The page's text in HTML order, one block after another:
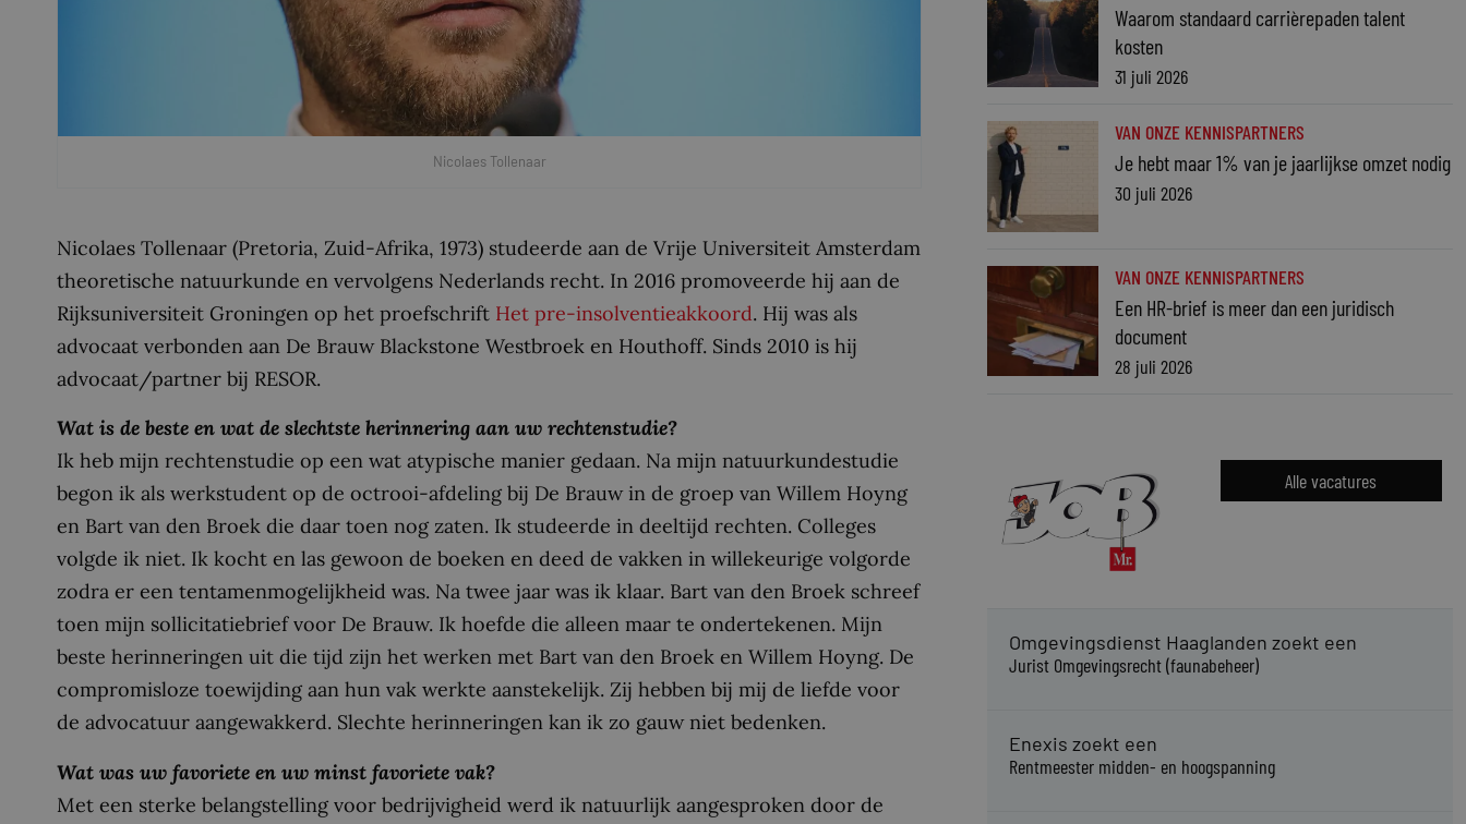
Nicolaes Tollenaar
Nicolaes Tollenaar (Pretoria, Zuid-Afrika, 1973) studeerde aan de Vrije Universiteit Amsterdam
theoretische natuurkunde en vervolgens Nederlands recht. In 2016 promoveerde hij aan de
Rijksuniversiteit Groningen op het proefschrift Het pre-insolventieakkoord. Hij was als
advocaat verbonden aan De Brauw Blackstone Westbroek en Houthoff. Sinds 2010 is hij
advocaat/partner bij RESOR.
Wat is de beste en wat de slechtste herinnering aan uw rechtenstudie?
Ik heb mijn rechtenstudie op een wat atypische manier gedaan. Na mijn natuurkundestudie
begon ik als werkstudent op de octrooi-afdeling bij De Brauw in de groep van Willem Hoyng
en Bart van den Broek die daar toen nog zaten. Ik studeerde in deeltijd rechten. Colleges
volgde ik niet. Ik kocht en las gewoon de boeken en deed de vakken in willekeurige volgorde
zodra er een tentamenmogelijkheid was. Na twee jaar was ik klaar. Bart van den Broek schreef
toen mijn sollicitatiebrief voor De Brauw. Ik hoefde die alleen maar te ondertekenen. Mijn
beste herinneringen uit die tijd zijn het werken met Bart van den Broek en Willem Hoyng. De
compromisloze toewijding aan hun vak werkte aanstekelijk. Zij hebben bij mij de liefde voor
de advocatuur aangewakkerd. Slechte herinneringen kan ik zo gauw niet bedenken.
Wat was uw favoriete en uw minst favoriete vak?
Met een sterke belangstelling voor bedrijvigheid werd ik natuurlijk aangesproken door de
Waarom standaard carrièrepaden talent
kosten
31 juli 2026
VAN ONZE KENNISPARTNERS
Je hebt maar 1% van je jaarlijkse omzet nodig
30 juli 2026
VAN ONZE KENNISPARTNERS
Een HR-brief is meer dan een juridisch
document
28 juli 2026
Alle vacatures
Omgevingsdienst Haaglanden zoekt een
Jurist Omgevingsrecht (faunabeheer)
Enexis zoekt een
Rentmeester midden- en hoogspanning